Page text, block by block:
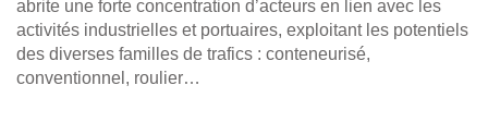
abrite une forte concentration d’acteurs en lien avec les
activités industrielles et portuaires, exploitant les potentiels
des diverses familles de trafics : conteneurisé,
conventionnel, roulier…